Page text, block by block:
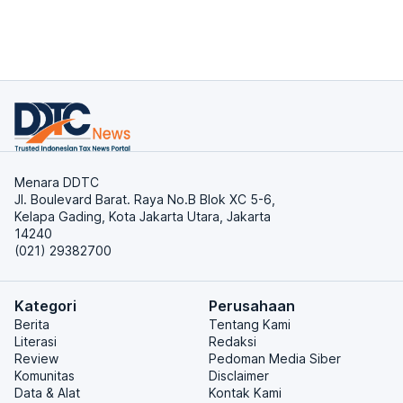
Menara DDTC
Jl. Boulevard Barat. Raya No.B Blok XC 5-6,
Kelapa Gading, Kota Jakarta Utara, Jakarta
14240
(021) 29382700
Kategori
Berita
Literasi
Review
Komunitas
Data & Alat
Perusahaan
Tentang Kami
Redaksi
Pedoman Media Siber
Disclaimer
Kontak Kami